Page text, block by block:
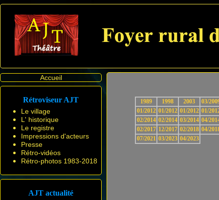
Accueil
Rétroviseur AJT
Le village
L' historique
Le registre
Impressions d'acteurs
Presse
Rétro-vidéos
Rétro-photos 1983-2018
AJT actualité
1989 1998 2003
03/
01/2012 01/2012 01/2012 01/
02/2014 02/2014 03/2014 04/
02/2017 12/2017 02/2018 04/
07/2021 03/2023 04/2023